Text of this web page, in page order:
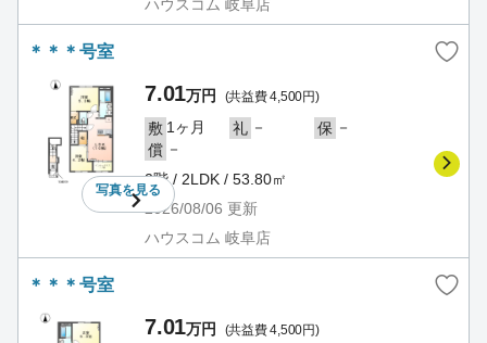
ハウスコム 岐阜店
＊＊＊号室
写真を見る
7.01万円 (共益費 4,500円)
敷 1ヶ月 礼 － 保 －
償 －
2階 / 2LDK / 53.80㎡
2026/08/06 更新
ハウスコム 岐阜店
＊＊＊号室
7.01万円 (共益費 4,500円)